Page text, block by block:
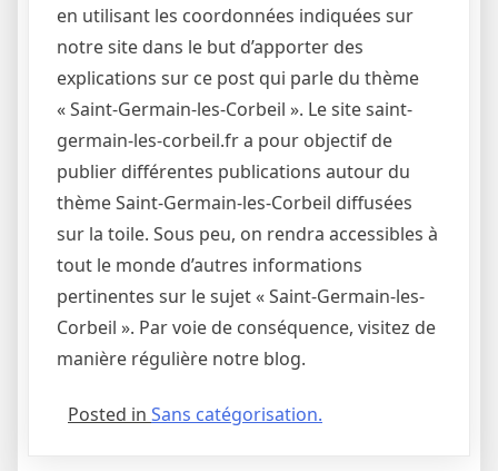
en utilisant les coordonnées indiquées sur
notre site dans le but d’apporter des
explications sur ce post qui parle du thème
« Saint-Germain-les-Corbeil ». Le site saint-
germain-les-corbeil.fr a pour objectif de
publier différentes publications autour du
thème Saint-Germain-les-Corbeil diffusées
sur la toile. Sous peu, on rendra accessibles à
tout le monde d’autres informations
pertinentes sur le sujet « Saint-Germain-les-
Corbeil ». Par voie de conséquence, visitez de
manière régulière notre blog.
Posted in Sans catégorisation.